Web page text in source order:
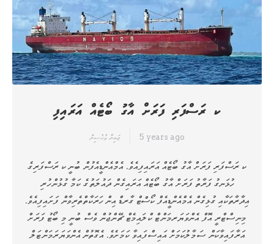
ކ ރަސްފަރި ފަރަށް އާގު ބޯޓެއް އަރައިފި
ޒައިނާ މުހުސިން 5 years ago
ކ ރަސްފަރި ފަރަށް އާގު ބޯޓެއް އަރައިފިއެވެ. އެމްއެންޑީއެފުން ބުނީ ކ ރަސްފަރިގެ
ހުޅަނގު ފަރާތު ފަރަށް އާގު ބޯޓެއް އަރައިގެން ދައުލަތުގެ ކަމާ ގުޅުންހުރި
އިދާރާތަކާއި ގުޅިގެން އެމްއެންޑީއެފް ކޯސްޓް ގާރޑް އިން ހަރަކާތްތެރިވާން ފަށައިފިއެވެ.
މިނިސްޓްރީ އޮފް އެންވަޔަރމަންޓް ކްލައިމެޓް ޗޭންޖުން ވެސް ބުނީ މި ބޯޓު ފަރަށް
އަރާފައިވާކަން ސަމާލުކަމަށް އައިސްފައިވާ ކަމަށެވެ. އެގޮތުން އެންވަޔަރަމަންޓަލް